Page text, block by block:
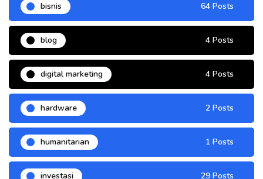
bisnis 64 Posts
blog 4 Posts
digital marketing 4 Posts
hardware 2 Posts
humanitarian 1 Posts
investasi 29 Posts